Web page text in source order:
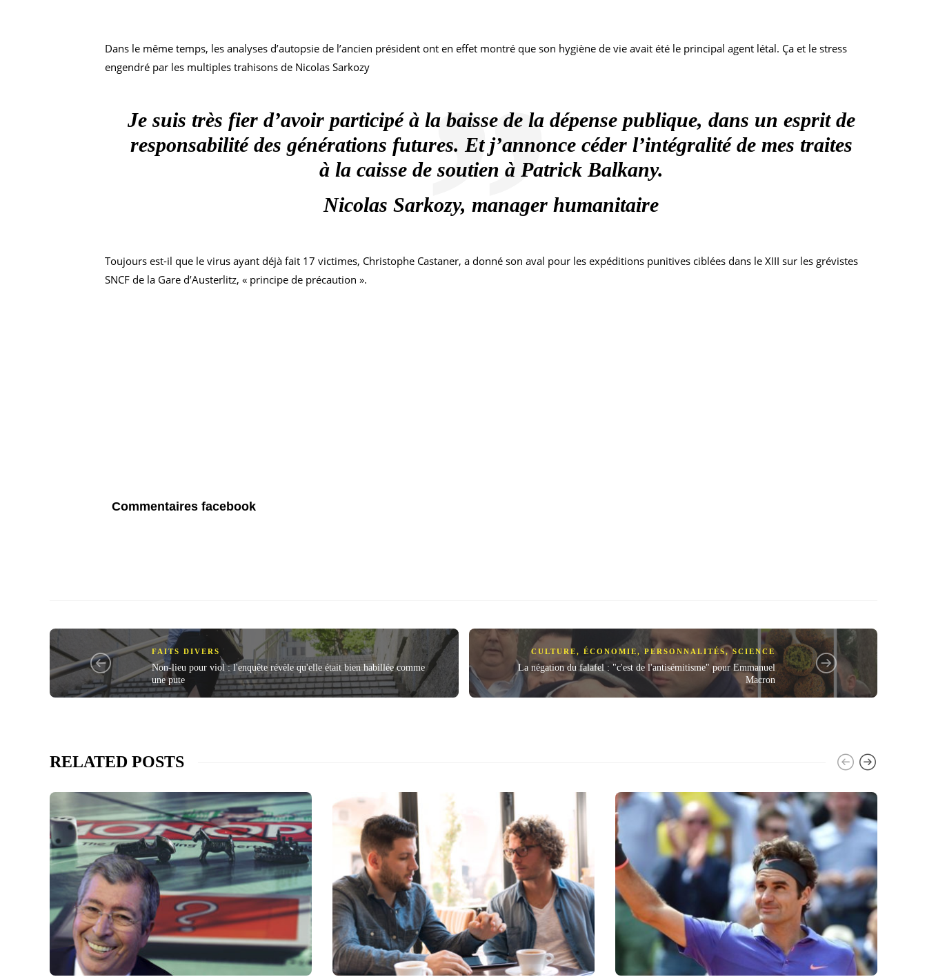
Dans le même temps, les analyses d’autopsie de l’ancien président ont en effet montré que son hygiène de vie avait été le principal agent létal. Ça et le stress
engendré par les multiples trahisons de Nicolas Sarkozy
Je suis très fier d’avoir participé à la baisse de la dépense publique, dans un esprit de
responsabilité des générations futures. Et j’annonce céder l’intégralité de mes traites
à la caisse de soutien à Patrick Balkany.
Nicolas Sarkozy, manager humanitaire
Toujours est-il que le virus ayant déjà fait 17 victimes, Christophe Castaner, a donné son aval pour les expéditions punitives ciblées dans le XIII sur les grévistes
SNCF de la Gare d’Austerlitz, « principe de précaution ».
Commentaires facebook
FAITS DIVERS
Non-lieu pour viol : l'enquête révèle qu'elle était bien habillée comme
une pute
CULTURE, ÉCONOMIE, PERSONNALITÉS,SCIENCE
La négation du falafel : "c'est de l'antisémitisme" pour Emmanuel
Macron
RELATED POSTS